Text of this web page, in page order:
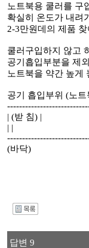
노트북용 쿨러를 구
확실히 온도가 내려
2-3만원데의 제품
쿨러구입하지 않고
공기흡입부분을 제
노트북을 약간 높게
공기 흡입부위 (노트
| (받 침) |
| |
(바닥)
답변 9